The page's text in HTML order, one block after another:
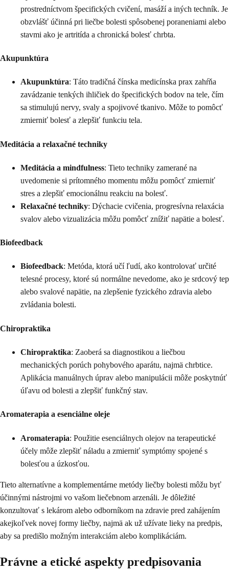
prostredníctvom špecifických cvičení, masáží a iných techník. Je
obzvlášť účinná pri liečbe bolesti spôsobenej poraneniami alebo
stavmi ako je artritída a chronická bolesť chrbta.
Akupunktúra
Akupunktúra: Táto tradičná čínska medicínska prax zahŕňa
zavádzanie tenkých ihličiek do špecifických bodov na tele, čím
sa stimulujú nervy, svaly a spojivové tkanivo. Môže to pomôcť
zmierniť bolesť a zlepšiť funkciu tela.
Meditácia a relaxačné techniky
Meditácia a mindfulness: Tieto techniky zamerané na
uvedomenie si prítomného momentu môžu pomôcť zmierniť
stres a zlepšiť emocionálnu reakciu na bolesť.
Relaxačné techniky: Dýchacie cvičenia, progresívna relaxácia
svalov alebo vizualizácia môžu pomôcť znížiť napätie a bolesť.
Biofeedback
Biofeedback: Metóda, ktorá učí ľudí, ako kontrolovať určité
telesné procesy, ktoré sú normálne nevedome, ako je srdcový tep
alebo svalové napätie, na zlepšenie fyzického zdravia alebo
zvládania bolesti.
Chiropraktika
Chiropraktika: Zaoberá sa diagnostikou a liečbou
mechanických porúch pohybového aparátu, najmä chrbtice.
Aplikácia manuálnych úprav alebo manipulácii môže poskytnúť
úľavu od bolesti a zlepšiť funkčný stav.
Aromaterapia a esenciálne oleje
Aromaterapia: Použitie esenciálnych olejov na terapeutické
účely môže zlepšiť náladu a zmierniť symptómy spojené s
bolesťou a úzkosťou.
Tieto alternatívne a komplementárne metódy liečby bolesti môžu byť
účinnými nástrojmi vo vašom liečebnom arzenáli. Je dôležité
konzultovať s lekárom alebo odborníkom na zdravie pred zahájením
akejkoľvek novej formy liečby, najmä ak už užívate lieky na predpis,
aby sa predišlo možným interakciám alebo komplikáciám.
Právne a etické aspekty predpisovania